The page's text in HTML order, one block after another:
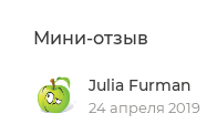
Мини-отзыв
Julia Furman
24 апреля 2019